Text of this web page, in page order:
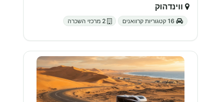
ווינדהוק